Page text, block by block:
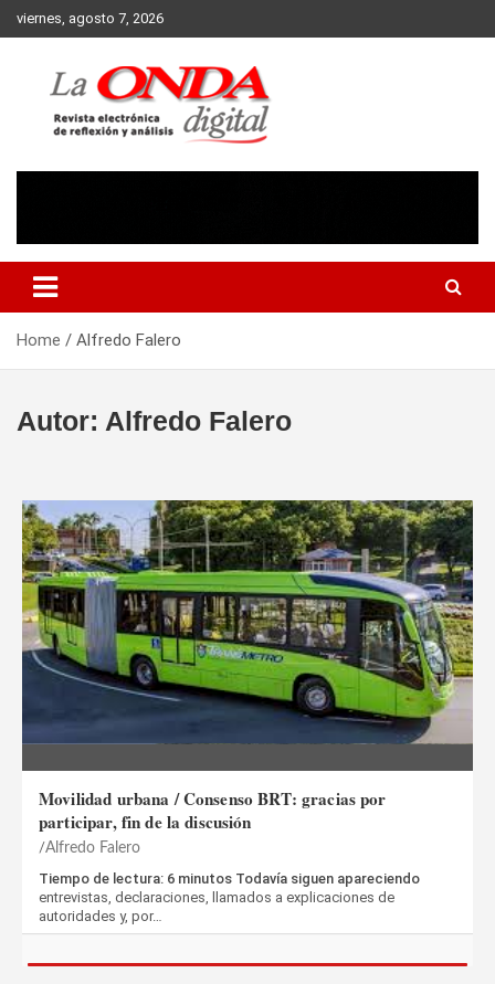
Skip
to
viernes, agosto 7, 2026
Home Alfredo Falero
Autor: Alfredo Falero
Movilidad urbana / Consenso BRT: gracias por
participar, fin de la discusión
Alfredo Falero
Tiempo de lectura: 6 minutos Todavía siguen apareciendo
entrevistas, declaraciones, llamados a explicaciones de
autoridades y, por…